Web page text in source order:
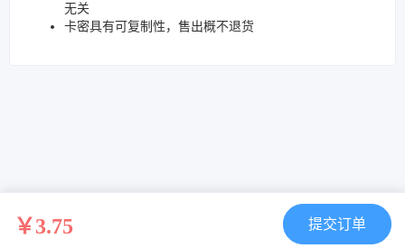
无关
卡密具有可复制性，售出概不退货
￥3.75 提交订单